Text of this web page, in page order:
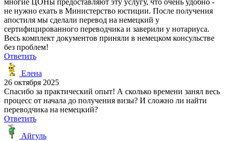
не нужно ехать в Министерство юстиции. После получения
апостиля мы сделали перевод на немецкий у
сертифицированного переводчика и заверили у нотариуса.
Весь комплект документов приняли в немецком консульстве
без проблем!
Ответить
Елена
26 октября 2025
Спасибо за практический опыт! А сколько времени занял весь
процесс от начала до получения визы? И сложно ли найти
переводчика на немецкий?
Ответить
Айгуль